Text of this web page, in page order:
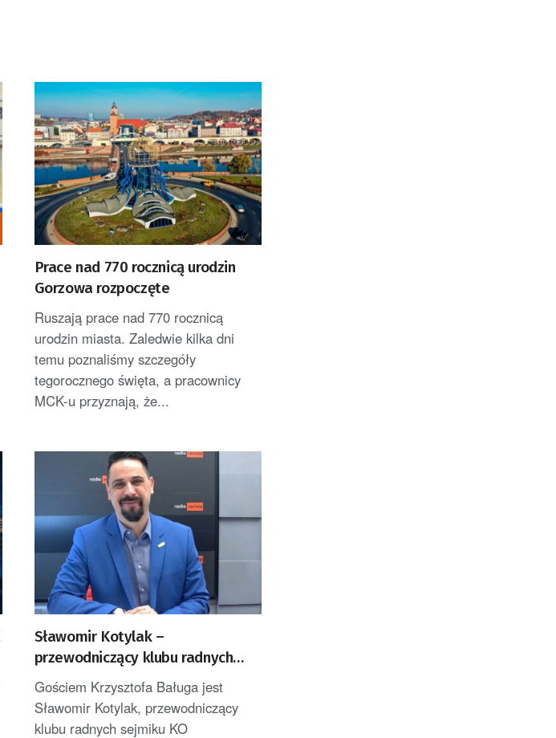
Prace nad 770 rocznicą urodzin
Gorzowa rozpoczęte
Ruszają prace nad 770 rocznicą
urodzin miasta. Zaledwie kilka dni
temu poznaliśmy szczegóły
tegorocznego święta, a pracownicy
MCK-u przyznają, że...
Sławomir Kotylak –
przewodniczący klubu radnych
sejmiku KO
Gościem Krzysztofa Baługa jest
Sławomir Kotylak, przewodniczący
klubu radnych sejmiku KO